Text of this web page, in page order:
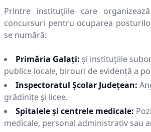
Printre instituțiile care
concursuri pentru ocuparea
se numără:
Primăria Galaţi: și instituțiile
publice locale, birouri de evidență a
Inspectoratul Școlar Județean:
grădinițe și licee.
Spitalele și centrele medicale:
medicale, personal administrativ sau